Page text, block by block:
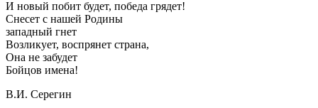
И новый побит будет, победа грядет!
Снесет с нашей Родины
западный гнет
Возликует, воспрянет страна,
Она не забудет
Бойцов имена!
В.И. Серегин